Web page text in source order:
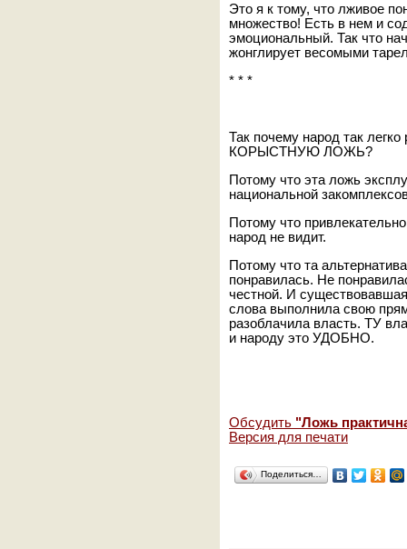
Это я к тому, что лживое
множество! Есть в нем и
эмоциональный. Так что
жонглирует весомыми
* * *
Так почему народ так
КОРЫСТНУЮ ЛОЖЬ?
Потому что эта ложь
национальной
Потому что
народ не видит.
Потому что та
понравилась. Не
честной. И существовавшая
слова выполнила свою
разоблачила власть. ТУ
и народу это УДОБНО.
Обсудить "Ложь
Версия для печати
Поделиться…